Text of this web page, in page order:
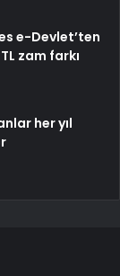
e-Devlet’ten
zam farkı
her yıl